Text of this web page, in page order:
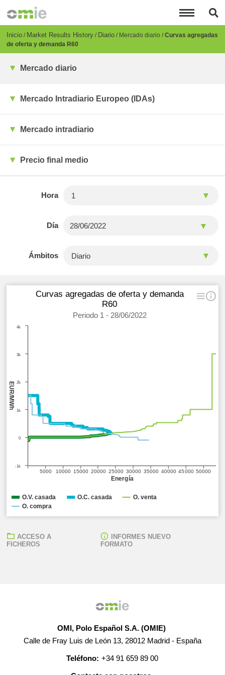
principal
Breadcrumb
Inicio Market Results History Diario Mercado diario Curvas agregadas
de oferta y demanda R60
Mercado diario
Mercado Intradiario Europeo (IDAs)
Mercado intradiario
Precio final medio
Hora
Día
Ámbitos
Energía
EUR/MWh
Curvas agregadas de oferta y demanda
R60
Periodo 1 - 28/06/2022
5000 10000 15000 20000 25000 30000 35000 40000 45000 50000
-1k
0
1k
2k
3k
4k
O.V. casada O.C. casada O. venta
O. compra
ACCESO A
FICHEROS
INFORMES NUEVO
FORMATO
OMI, Polo Español S.A. (OMIE)
Calle de Fray Luis de León 13, 28012 Madrid - España
Teléfono: +34 91 659 89 00